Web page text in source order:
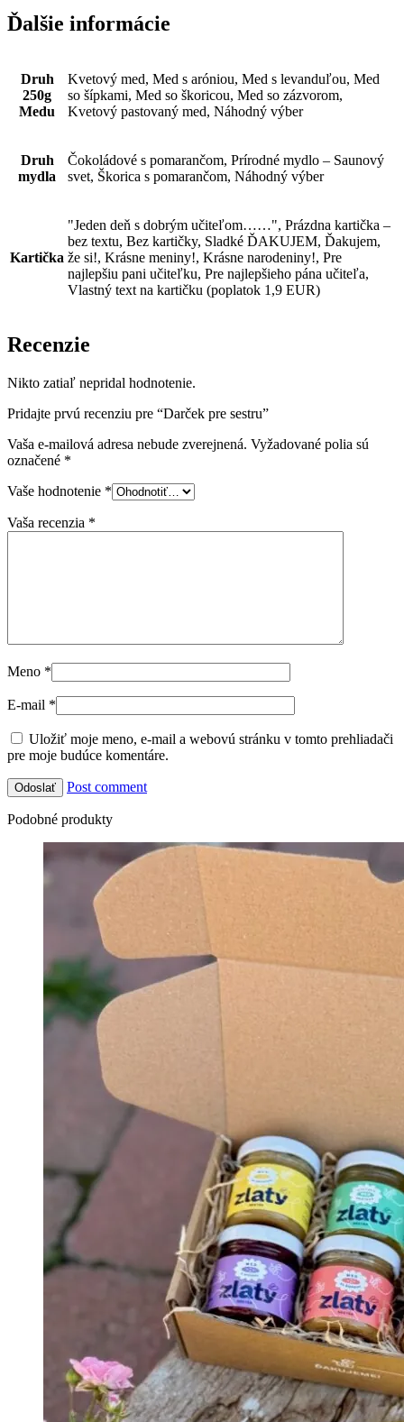
Ďalšie informácie
Druh
250g
Medu
Kvetový med, Med s aróniou, Med s levanduľou, Med
so šípkami, Med so škoricou, Med so zázvorom,
Kvetový pastovaný med, Náhodný výber
Druh
mydla
Čokoládové s pomarančom, Prírodné mydlo – Saunový
svet, Škorica s pomarančom, Náhodný výber
Kartička
"Jeden deň s dobrým učiteľom……", Prázdna kartička –
bez textu, Bez kartičky, Sladké ĎAKUJEM, Ďakujem,
že si!, Krásne meniny!, Krásne narodeniny!, Pre
najlepšiu pani učiteľku, Pre najlepšieho pána učiteľa,
Vlastný text na kartičku (poplatok 1,9 EUR)
Recenzie
Nikto zatiaľ nepridal hodnotenie.
Pridajte prvú recenziu pre “Darček pre sestru”
Vaša e-mailová adresa nebude zverejnená. Vyžadované polia sú
označené *
Vaše hodnotenie *
Vaša recenzia *
Meno *
E-mail *
Uložiť moje meno, e-mail a webovú stránku v tomto prehliadači
pre moje budúce komentáre.
Post comment
Podobné produkty